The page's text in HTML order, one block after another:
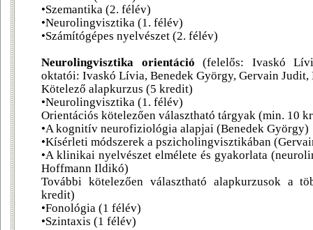
•Szemantika (2. félév)
•Neurolingvisztika (1. félév)
•Számítógépes nyelvészet (2. félév)
Neurolingvisztika orientáció (felelős: Ivaskó
oktatói: Ivaskó Lívia, Benedek György, Gervain
Kötelező alapkurzus (5 kredit)
•Neurolingvisztika (1. félév)
Orientációs kötelezően választható tárgyak (min. 10
•A kognitív neurofiziológia alapjai (Benedek György)
•Kísérleti módszerek a pszicholingvisztikában
•A klinikai nyelvészet elmélete és gyakorlata
Hoffmann Ildikó)
További kötelezően választható alapkurzusok a
kredit)
•Fonológia (1 félév)
•Szintaxis (1 félév)